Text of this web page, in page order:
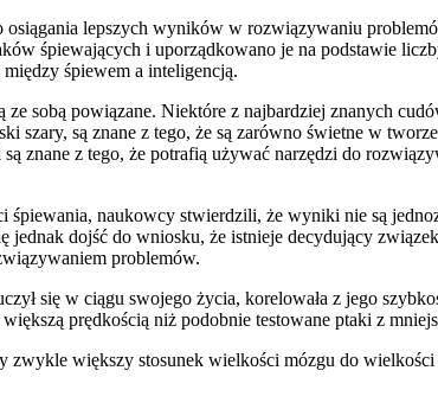
osiągania lepszych wyników w rozwiązywaniu
śpiewających i uporządkowano je na podstawie
śpiewem a inteligencją.
sobą powiązane. Niektóre z najbardziej znanych
szary, są znane z tego, że są zarówno świetne w
z tego, że potrafią używać narzędzi do
naukowcy stwierdzili, że wyniki nie są
dojść do wniosku, że istnieje decydujący
problemów.
się w ciągu swojego życia, korelowała z jego
prędkością niż podobnie testowane ptaki z
większy stosunek wielkości mózgu do